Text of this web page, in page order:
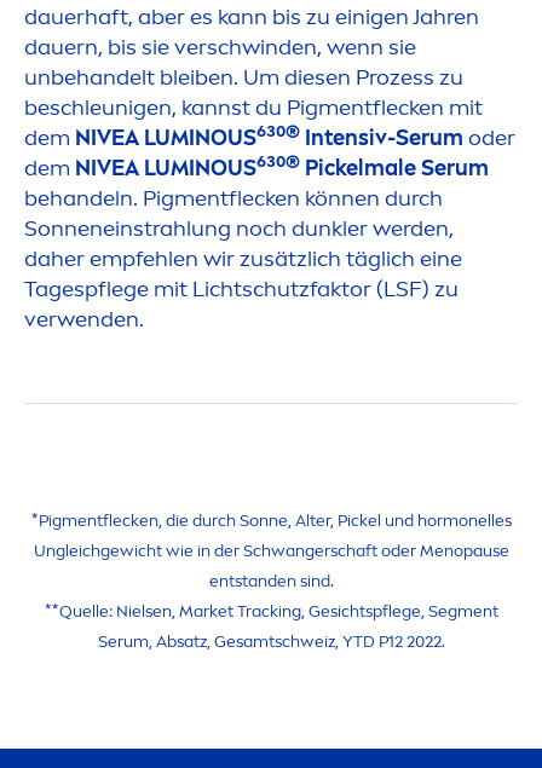
dauerhaft, aber es kann bis zu einigen Jahren
dauern, bis sie verschwinden, wenn sie
unbehandelt bleiben. Um diesen Prozess zu
beschleunigen, kannst du Pigmentflecken mit
dem NIVEA LUMINOUS630® Intensiv-Serum oder
dem NIVEA LUMINOUS630® Pickelmale Serum
behandeln. Pigmentflecken können durch
Sonneneinstrahlung noch dunkler werden,
daher empfehlen wir zusätzlich täglich eine
Tagespflege mit Lichtschutzfaktor (LSF) zu
verwenden.
*Pigmentflecken, die durch Sonne, Alter, Pickel und hormonelles
Ungleichgewicht wie in der Schwangerschaft oderMenopause
entstanden sind.
**Quelle: Nielsen, Market Tracking, Gesichtspflege, Segment
Serum, Absatz, Gesamtschweiz, YTD P12 2022.